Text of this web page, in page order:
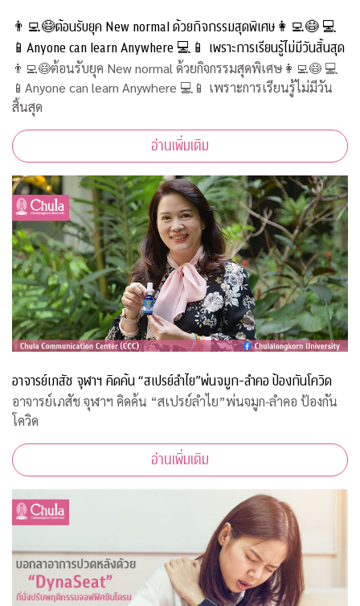
👨‍💻😷ต้อนรับยุค New normal ด้วยกิจกรรมสุดพิเศษ👩‍💻😷 💻
📱Anyone can learn Anywhere 💻📱 เพราะการเรียนรู้ไม่มีวันสิ้นสุด
👨‍💻😷ต้อนรับยุค New normal ด้วยกิจกรรมสุดพิเศษ👩‍💻😷 💻
📱Anyone can learn Anywhere 💻📱 เพราะการเรียนรู้ไม่มีวัน
สิ้นสุด
อ่านเพิ่มเติม
อาจารย์เภสัช จุฬาฯ คิดค้น “สเปรย์ลำไย”พ่นจมูก-ลำคอ ป้องกันโควิด
อาจารย์เภสัช จุฬาฯ คิดค้น “สเปรย์ลำไย”พ่นจมูก-ลำคอ ป้องกัน
โควิด
อ่านเพิ่มเติม